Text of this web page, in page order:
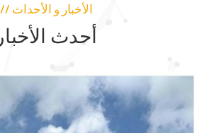
// الأخبار و الأحداث
أحدث الأخبار